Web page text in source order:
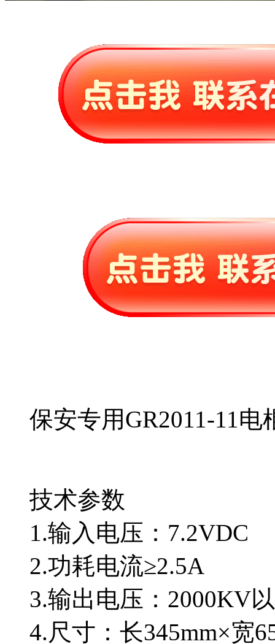
保安专用GR2011-11电
技术参数
1.输入电压：7.2VDC
2.功耗电流≥2.5A
3.输出电压：2000KV
4.尺寸：长345mm×宽